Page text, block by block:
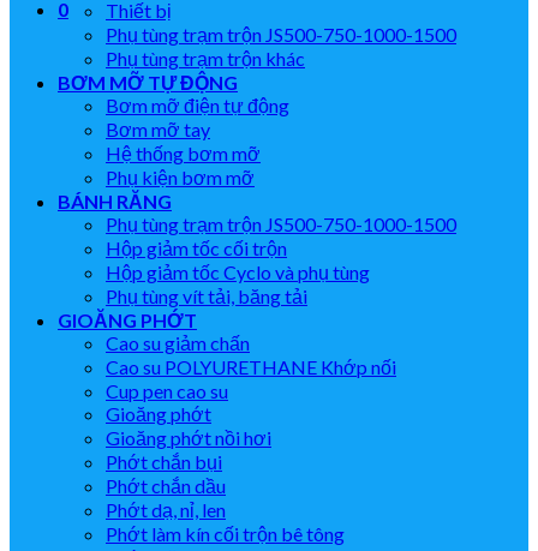
0
Thiết bị
Phụ tùng trạm trộn JS500-750-1000-1500
Phụ tùng trạm trộn khác
BƠM MỠ TỰ ĐỘNG
Bơm mỡ điện tự động
Bơm mỡ tay
Hệ thống bơm mỡ
Phụ kiện bơm mỡ
BÁNH RĂNG
Phụ tùng trạm trộn JS500-750-1000-1500
Hộp giảm tốc cối trộn
Hộp giảm tốc Cyclo và phụ tùng
Phụ tùng vít tải, băng tải
GIOĂNG PHỚT
Cao su giảm chấn
Cao su POLYURETHANE Khớp nối
Cup pen cao su
Gioăng phớt
Gioăng phớt nồi hơi
Phớt chắn bụi
Phớt chắn dầu
Phớt dạ, nỉ, len
Phớt làm kín cối trộn bê tông